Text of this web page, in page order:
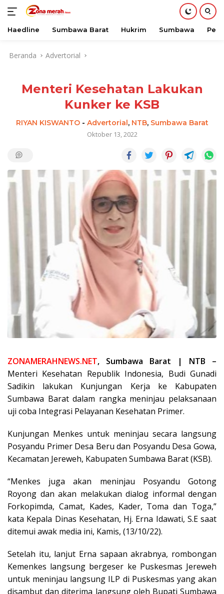
Haedline Sumbawa Barat Hukrim Sumbawa
Beranda Advertorial
Menteri Kesehatan Lakukan
Kunker ke KSB
RIYAN KISWANTO- Advertorial, NTB, Sumbawa Barat
Oktober 13, 2022
ZONAMERAHNEWS.NET, Sumbawa Barat | NTB –
Menteri Kesehatan Republik Indonesia, Budi Gunadi
Sadikin lakukan Kunjungan Kerja ke Kabupaten
Sumbawa Barat dalam rangka meninjau pelaksanaan
uji coba Integrasi Pelayanan Kesehatan Primer.
Kunjungan Menkes untuk meninjau secara langsung
Posyandu Primer Desa Beru dan Posyandu Desa Gowa,
Kecamatan Jereweh, Kabupaten Sumbawa Barat (KSB).
“Menkes juga akan meninjau Posyandu Gotong
Royong dan akan melakukan dialog informal dengan
Forkopimda, Camat, Kades, Kader, Toma dan Toga,”
kata Kepala Dinas Kesehatan, Hj. Erna Idawati, S.E saat
ditemui awak media ini, Kamis, (13/10/22).
Setelah itu, lanjut Erna sapaan akrabnya, rombongan
Kemenkes langsung bergeser ke Puskesmas Jereweh
untuk meninjau langsung ILP di Puskesmas yang akan
disambut dan diterima langsung oleh Bupati Sumbawa